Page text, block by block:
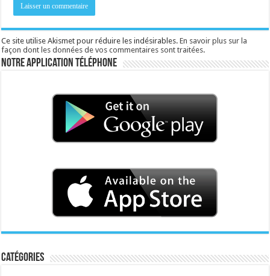
Ce site utilise Akismet pour réduire les indésirables.En savoir plus sur la
façon dont les données de vos commentaires sont traitées.
Notre application téléphone
Catégories